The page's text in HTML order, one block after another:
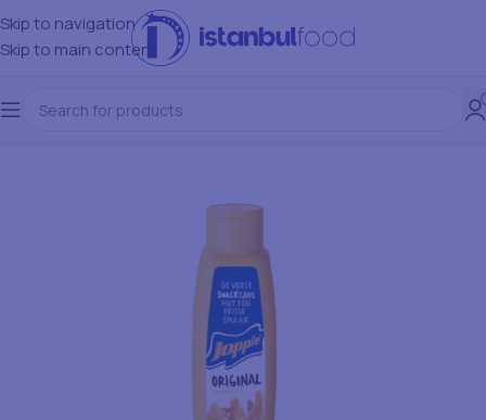
Skip to navigation
Skip to main content